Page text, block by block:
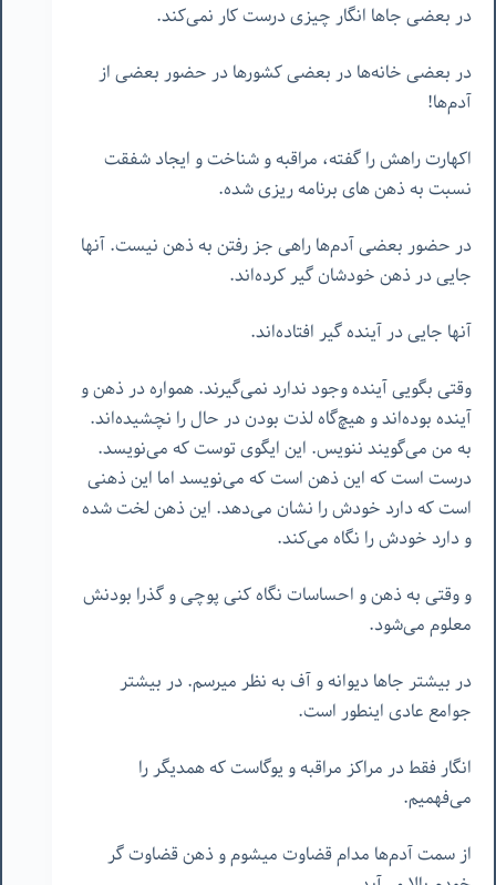
در بعضی جاها انگار چیزی درست کار نمی‌کند.
در بعضی خانه‌ها در بعضی کشورها در حضور بعضی از
آدم‌ها!
اکهارت راهش را گفته، مراقبه و شناخت و ایجاد شفقت
نسبت به ذهن های برنامه ریزی شده.
در حضور بعضی آدم‌ها راهی جز رفتن به ذهن نیست. آنها
جایی در ذهن خودشان گیر کرده‌اند.
آنها جایی در آینده گیر افتاده‌اند.
وقتی بگویی آینده وجود ندارد نمی‌گیرند. همواره در ذهن و
آینده بوده‌اند و هیچ‌گاه لذت بودن در حال را نچشیده‌اند.
به من می‌گویند ننویس. این ایگوی توست که می‌نویسد.
درست است که این ذهن است که می‌نویسد اما این ذهنی
است که دارد خودش را نشان می‌دهد. این ذهن لخت شده
و دارد خودش را نگاه می‌کند.
و وقتی به ذهن و احساسات نگاه کنی پوچی و گذرا بودنش
معلوم می‌شود.
در بیشتر جاها دیوانه و آف به نظر میرسم. در بیشتر
جوامع عادی اینطور است.
انگار فقط در مراکز مراقبه و یوگاست که همدیگر را
می‌فهمیم.
از سمت آدم‌ها مدام قضاوت میشوم و ذهن قضاوت گر